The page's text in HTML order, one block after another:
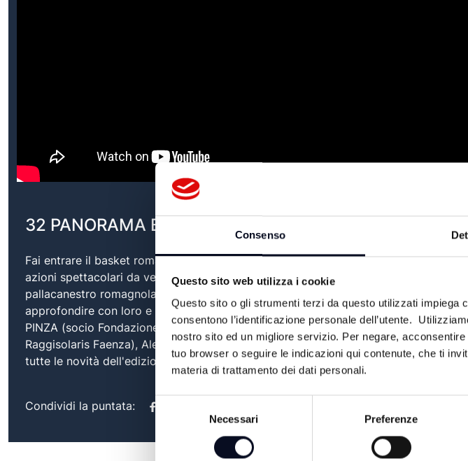
Consenso
Questo sito web utilizza i cookie
Questo sito o gli strumenti terzi da questo utilizzati impiega
consentono l’identificazione personale dell’utente.
nostro sito ed un migliore servizio. Per negare,
tuo browser o seguire le indicazioni qui contenute, che ti
materia di trattamento dei dati personali.
Selezione
Necessari Preferenze
32 PANORAMA BASKET del 31/05/2023
Fai entrare il basket romagnolo a casa tua con noi di Panorama Basket, con tante
azioni spettacolari da vedere e rivedere e tutta l'attualità e gli approfondimenti sulla
pallacanestro romagnola. I grandi nomi del basket romagnolo e tutte le notizie
approfondire con loro e con voi a casa. Parleremo in studio con 3 graditissimi
PINZA (socio Fondazione Pallacanestro,,2.015 Forlì). ANDREA BACCARINI (General
Raggisolaris Faenza), Alessandro Tumidei, coach Italbasket 55db che ci illustrerà
tutte le novità dell'edizione 2023 del Torneo Marghe All Star.
Condividi la puntata: